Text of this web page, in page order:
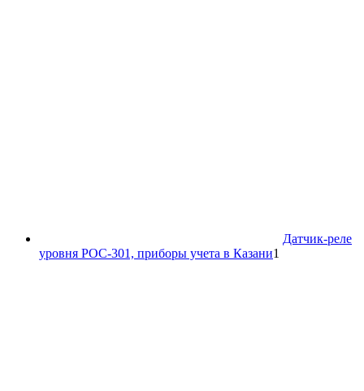
Датчик-реле
уровня РОС-301, приборы учета в Казани1